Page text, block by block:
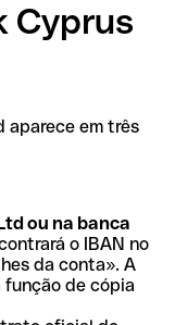
Cyprus
aparece em três
ou na banca
o IBAN no
da conta». A
função de cópia